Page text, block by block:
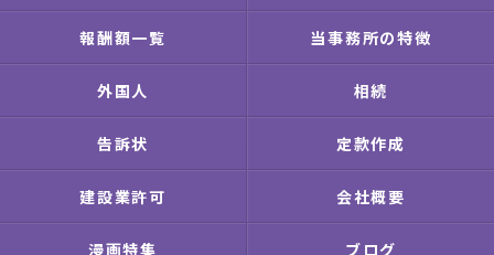
報酬額一覧 当事務所の特徴
外国人 相続
告訴状 定款作成
建設業許可 会社概要
漫画特集 ブログ